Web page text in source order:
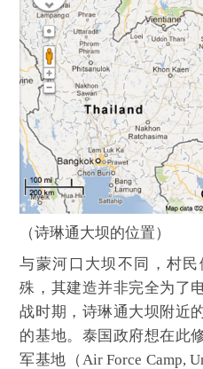
（诗琳通大坝的位置）
与蒙河口大坝不同，村
殊，其建造并非完全为了
战时期，诗琳通大坝附近
的基地。泰国政府想在此
军基地（Air Force Camp,